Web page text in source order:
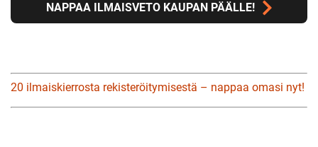
NAPPAA ILMAISVETO KAUPAN PÄÄLLE!
20 ilmaiskierrosta rekisteröitymisestä – nappaa omasi nyt!